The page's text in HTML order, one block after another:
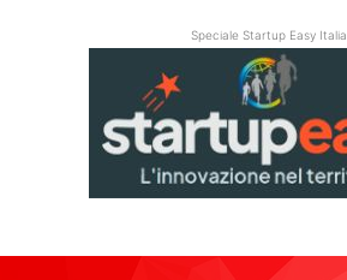
Speciale Startup Easy Italia